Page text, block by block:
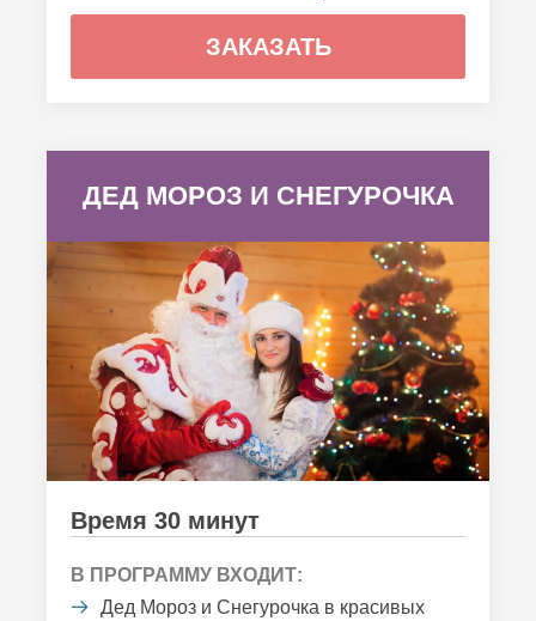
ЗАКАЗАТЬ
ДЕД МОРОЗ И СНЕГУРОЧКА
Время 30 минут
В ПРОГРАММУ ВХОДИТ:
Дед Мороз и Снегурочка в красивых